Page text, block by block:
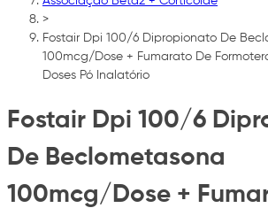
>
Fostair Dpi 100/6 Dipropionato De
100mcg/Dose + Fumarato De
Doses Pó Inalatório
Fostair Dpi 100/6
De Beclometasona
100mcg/Dose +